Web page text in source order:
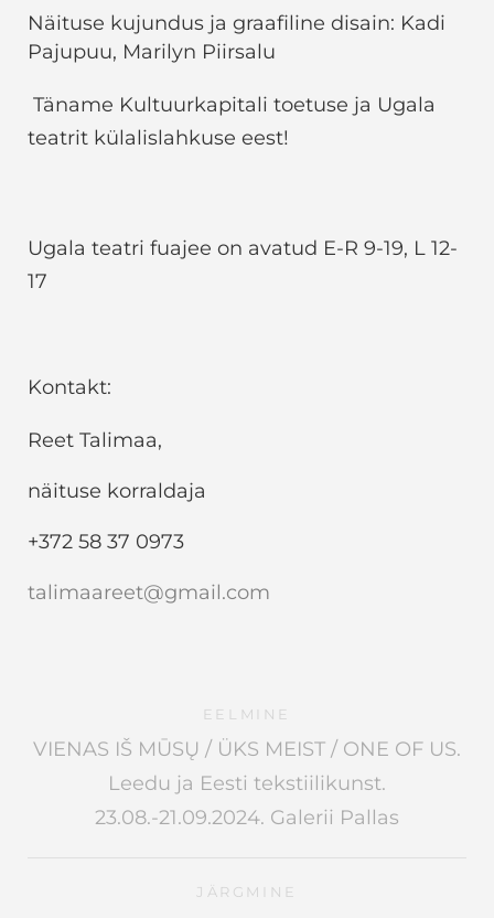
Näituse kujundus ja graafiline disain: Kadi
Pajupuu, Marilyn Piirsalu
Täname Kultuurkapitali toetuse ja Ugala
teatrit külalislahkuse eest!
Ugala teatri fuajee on avatud E-R 9-19, L 12-
17
Kontakt:
Reet Talimaa,
näituse korraldaja
+372 58 37 0973
talimaareet@gmail.com
EELMINE
VIENAS IŠ MŪSŲ / ÜKS MEIST / ONE OF US.
Leedu ja Eesti tekstiilikunst.
23.08.-21.09.2024. Galerii Pallas
JÄRGMINE